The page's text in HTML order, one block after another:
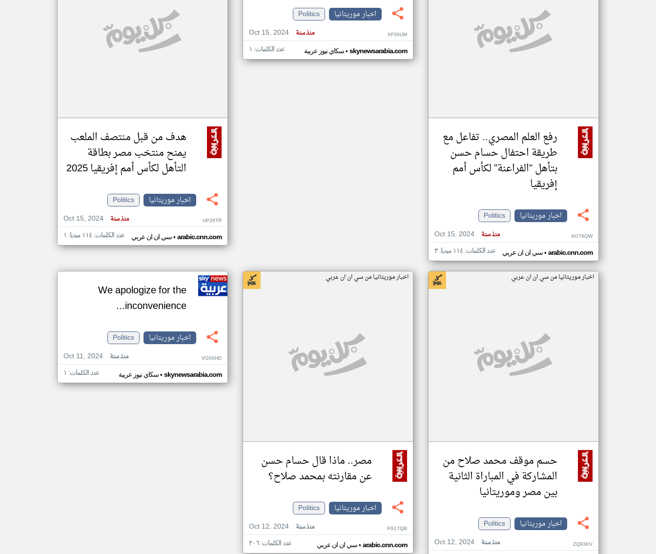
مصادر الأخبار من موريتانيا
رفع العلم المصري.. تفاعل مع
طريقة احتفال حسام حسن
بتأهل "الفراعنة" لكأس أمم
إفريقيا
اخبار موريتانيا
Politics
Oct 15, 2024
منذ سنة AO78QW
سي ان ان عربي• arabic.cnn.com عدد الكلمات: ١١٤ ميديا: ٣
اخبار موريتانيا
Politics
Oct 15, 2024
منذ سنة XF30UM
سكاي نيوز عربية• skynewsarabia.com عدد الكلمات: ١
هدف من قبل منتصف الملعب
يمنح منتخب مصر بطاقة
التأهل لكأس أمم إفريقيا 2025
اخبار موريتانيا
Politics
Oct 15, 2024
منذ سنة UP28TR
سي ان ان عربي• arabic.cnn.com عدد الكلمات: ١١٤ ميديا: ١
اخبار موريتانيا من سي ان ان عربي
حسم موقف محمد صلاح من
المشاركة في المباراة الثانية
بين مصر وموريتانيا
اخبار موريتانيا
Politics
Oct 12, 2024
منذ سنة ZQ93KV
اخبار موريتانيا من سي ان ان عربي
مصر.. ماذا قال حسام حسن
عن مقارنته بمحمد صلاح؟
اخبار موريتانيا
Politics
Oct 12, 2024
منذ سنة FG17QB
سي ان ان عربي• arabic.cnn.com عدد الكلمات: ٢٠٦
We apologize for the
inconvenience...
اخبار موريتانيا
Politics
Oct 11, 2024
منذ سنة VG00HD
سكاي نيوز عربية• skynewsarabia.com عدد الكلمات: ١